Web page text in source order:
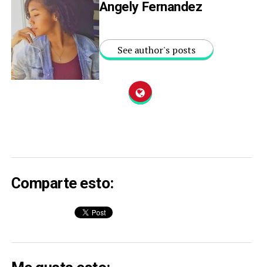
Angely Fernandez
See author's posts
Comparte esto: